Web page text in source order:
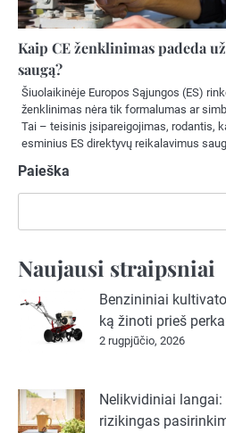
Kaip CE ženklinimas padeda
saugą?
Šiuolaikinėje Europos Sąjungos (ES)
ženklinimas nėra tik formalumas ar
Tai – teisinis įsipareigojimas, rodantis,
esminius ES direktyvų reikalavimus
Paieška
Naujausi straipsniai
Benzininiai
ką žinoti prieš
2 rugpjūčio, 2026
Nelikvidiniai
rizikingas